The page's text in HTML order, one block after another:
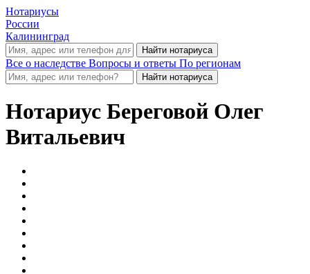
Нотариусы
России
Калининград
Все о наследстве Вопросы и ответы По регионам
Нотариус Береговой Олег
Витальевич